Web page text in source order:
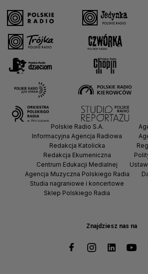
Znajdziesz nas na
Polskie Radio S.A.
Informacyjna Agencja Radiowa
Redakcja Katolicka
Redakcja Ekumeniczna
Centrum Edukacji Medialnej
Agencja Muzyczna Polskiego Radia
Studia nagraniowe i koncertowe
Sklep Polskiego Radia